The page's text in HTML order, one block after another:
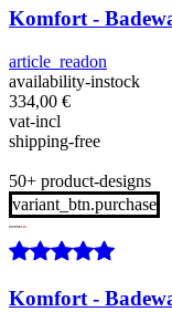
Komfort -
article_readon
availability-instock
334,00 €
vat-incl
shipping-free
50+ product-designs
variant_btn.purchase
Komfort -